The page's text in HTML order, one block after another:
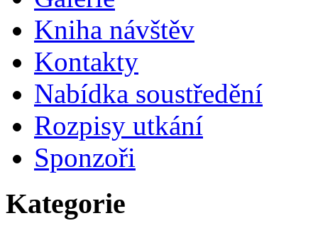
Kniha návštěv
Kontakty
Nabídka soustředění
Rozpisy utkání
Sponzoři
Kategorie